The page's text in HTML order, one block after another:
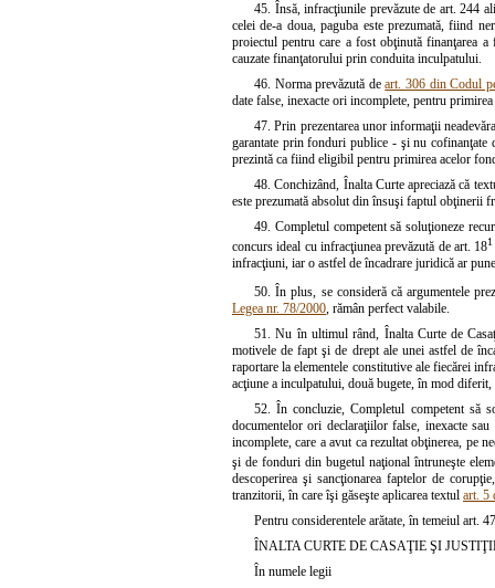
45. Însă, infracţiunile prevăzute de art. 244
celei de-a doua, paguba este prezumată, fiind
proiectul pentru care a fost obţinută finanţarea
cauzate finanţatorului prin conduita inculpatului.
46. Norma prevăzută deart. 306 din Codul
date false, inexacte ori incomplete, pentru
47. Prin prezentarea unor informaţii
garantate prin fonduri publice - şi nu
prezintă ca fiind eligibil pentru primirea acelor
48. Conchizând, Înalta Curte apreciază că
este prezumată absolut din însuşi faptul obţinerii
49. Completul competent să soluţioneze
concurs ideal cu infracţiunea prevăzută de art. 181
infracţiuni, iar o astfel de încadrare juridică ar
50. În plus, se consideră că argumentele
Legea nr. 78/2000, rămân perfect valabile.
51. Nu în ultimul rând, Înalta Curte de
motivele de fapt şi de drept ale unei astfel de
raportare la elementele constitutive ale fiecărei
acţiune a inculpatului, două bugete, în mod
52. În concluzie, Completul competent să
documentelor ori declaraţiilor false, inexacte
incomplete, care a avut ca rezultat obţinerea, pe
şi de fonduri din bugetul naţional întruneşte
descoperirea şi sancţionarea faptelor de
tranzitorii, în care îşi găseşte aplicarea textul art. 5
Pentru considerentele arătate, în temeiul art.
ÎNALTA CURTE DE CASAŢIE ŞI
În numele legii